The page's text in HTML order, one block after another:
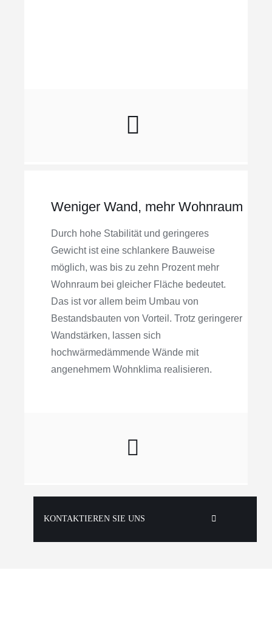
Weniger Wand, mehr Wohnraum
Durch hohe Stabilität und geringeres
Gewicht ist eine schlankere Bauweise
möglich, was bis zu zehn Prozent mehr
Wohnraum bei gleicher Fläche bedeutet.
Das ist vor allem beim Umbau von
Bestandsbauten von Vorteil. Trotz geringerer
Wandstärken, lassen sich
hochwärmedämmende Wände mit
angenehmem Wohnklima realisieren.
KONTAKTIEREN SIE UNS